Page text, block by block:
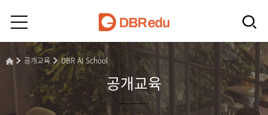
공개교육 DBR AI School
공개교육